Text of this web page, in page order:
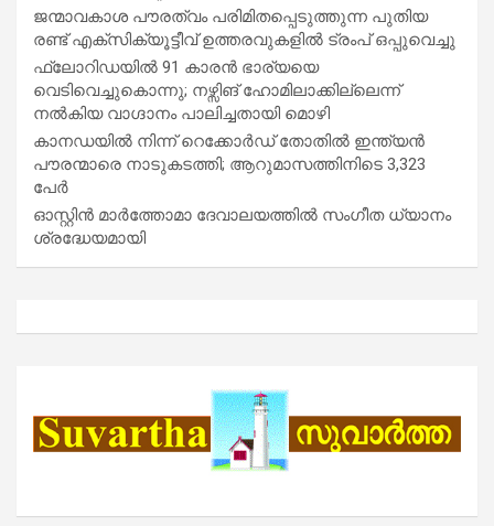
ജന്മാവകാശ പൗരത്വം പരിമിതപ്പെടുത്തുന്ന പുതിയ
രണ്ട് എക്സിക്യൂട്ടീവ് ഉത്തരവുകളിൽ ട്രംപ് ഒപ്പുവെച്ചു
ഫ്ലോറിഡയിൽ 91 കാരൻ ഭാര്യയെ
വെടിവെച്ചുകൊന്നു; നഴ്സിങ് ഹോമിലാക്കില്ലെന്ന്
നൽകിയ വാഗ്ദാനം പാലിച്ചതായി മൊഴി
കാനഡയിൽ നിന്ന് റെക്കോർഡ് തോതിൽ ഇന്ത്യൻ
പൗരന്മാരെ നാടുകടത്തി; ആറുമാസത്തിനിടെ 3,323
പേർ
ഓസ്റ്റിൻ മാർത്തോമാ ദേവാലയത്തിൽ സംഗീത ധ്യാനം
ശ്രദ്ധേയമായി